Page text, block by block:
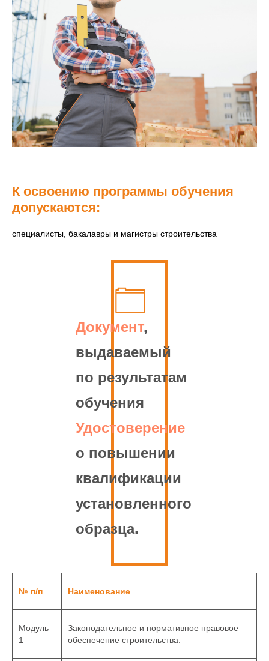
К освоению программы обучения
допускаются:
специалисты, бакалавры и магистры строительства
Документ,
выдаваемый
по результатам
обучения
Удостоверение
о повышении
квалификации
установленного
образца.
№ п/п Наименование
Модуль
1
Законодательное и нормативное правовое
обеспечение строительства.